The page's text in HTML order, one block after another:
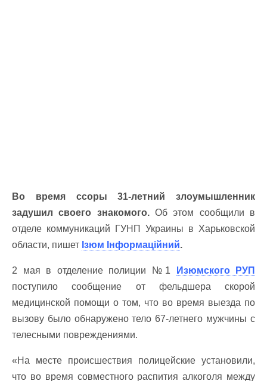
Во время ссоры 31-летний злоумышленник
задушил своего знакомого. Об этом сообщили в
отделе коммуникаций ГУНП Украины в Харьковской
области, пишет Ізюм Інформаційний.
2 мая в отделение полиции №1
Изюмского РУП
поступило сообщение от фельдшера скорой
медицинской помощи о том, что во время выезда по
вызову было обнаружено тело 67-летнего мужчины с
телесными повреждениями.
«На месте происшествия полицейские установили,
что во время совместного распития алкоголя между